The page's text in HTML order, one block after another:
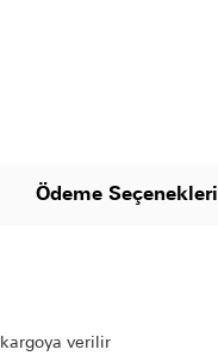
Ödeme Seçenekleri
verilir